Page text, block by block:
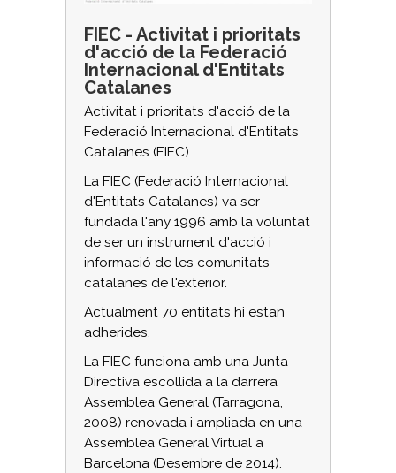
FIEC - Activitat i prioritats
d'acció de la Federació
Internacional d'Entitats
Catalanes
Activitat i prioritats d'acció de la
Federació Internacional d'Entitats
Catalanes (FIEC)
La FIEC (Federació Internacional
d'Entitats Catalanes) va ser
fundada l'any 1996 amb la voluntat
de ser un instrument d'acció i
informació de les comunitats
catalanes de l'exterior.
Actualment 70 entitats hi estan
adherides.
La FIEC funciona amb una Junta
Directiva escollida a la darrera
Assemblea General (Tarragona,
2008) renovada i ampliada en una
Assemblea General Virtual a
Barcelona (Desembre de 2014).